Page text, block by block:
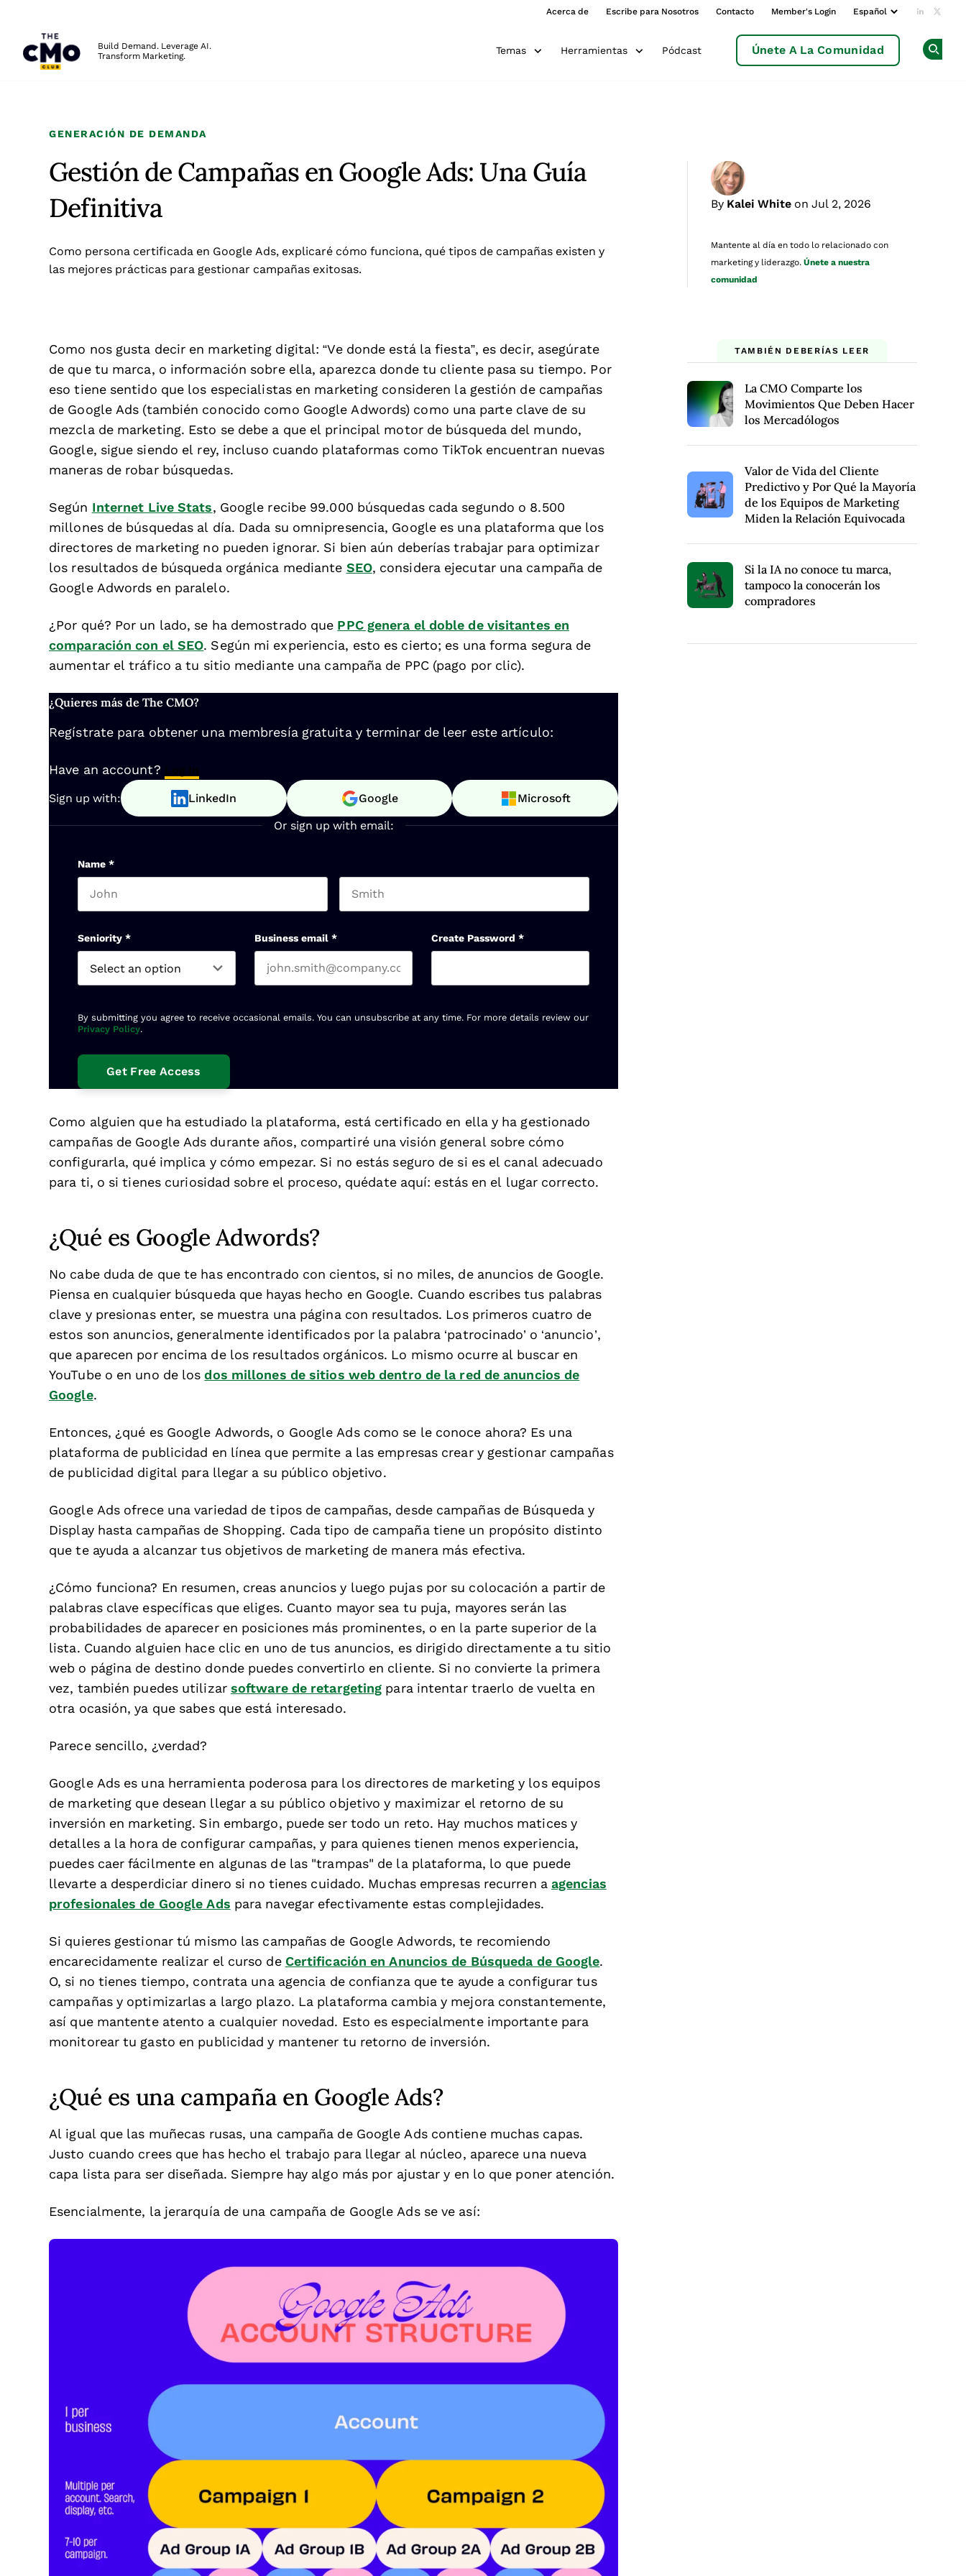
Acerca de Escribe para Nosotros Contacto Member's Login Add us
Build Demand. Leverage AI.
Transform Marketing.
Temas Herramientas Pódcast Únete A La Comunidad
GENERACIÓN DE DEMANDA
Gestión de Campañas en Google Ads: Una Guía
Definitiva
By Kalei White on Jul 2, 2026
Mantente al día en todo lo relacionado con
marketing y liderazgo. Únete a nuestra
comunidad
Como persona certificada en Google Ads, explicaré cómo funciona, qué tipos de campañas existen y
las mejores prácticas para gestionar campañas exitosas.
Como nos gusta decir en marketing digital: “Ve donde está la fiesta”, es decir, asegúrate
de que tu marca, o información sobre ella, aparezca donde tu cliente pasa su tiempo. Por
eso tiene sentido que los especialistas en marketing consideren la gestión de campañas
de Google Ads (también conocido como Google Adwords) como una parte clave de su
mezcla de marketing. Esto se debe a que el principal motor de búsqueda del mundo,
Google, sigue siendo el rey, incluso cuando plataformas como TikTok encuentran nuevas
maneras de robar búsquedas.
Según Internet Live Stats, Google recibe 99.000 búsquedas cada segundo o 8.500
millones de búsquedas al día. Dada su omnipresencia, Google es una plataforma que los
directores de marketing no pueden ignorar. Si bien aún deberías trabajar para optimizar
los resultados de búsqueda orgánica mediante SEO, considera ejecutar una campaña de
Google Adwords en paralelo.
¿Por qué? Por un lado, se ha demostrado que PPC genera el doble de visitantes en
comparación con el SEO. Según mi experiencia, esto es cierto; es una forma segura de
aumentar el tráfico a tu sitio mediante una campaña de PPC (pago por clic).
¿Quieres más de The CMO?
Regístrate para obtener una membresía gratuita y terminar de leer este artículo:
Have an account? Log In
Sign up with: LinkedIn Google Microsoft
Or sign up with email:
Name *
Seniority * Business email * Create Password *
By submitting you agree to receive occasional emails. You can unsubscribe at any time. For more details review our
Privacy Policy.
Como alguien que ha estudiado la plataforma, está certificado en ella y ha gestionado
campañas de Google Ads durante años, compartiré una visión general sobre cómo
configurarla, qué implica y cómo empezar. Si no estás seguro de si es el canal adecuado
para ti, o si tienes curiosidad sobre el proceso, quédate aquí: estás en el lugar correcto.
¿Qué es Google Adwords?
No cabe duda de que te has encontrado con cientos, si no miles, de anuncios de Google.
Piensa en cualquier búsqueda que hayas hecho en Google. Cuando escribes tus palabras
clave y presionas enter, se muestra una página con resultados. Los primeros cuatro de
estos son anuncios, generalmente identificados por la palabra ‘patrocinado’ o ‘anuncio’,
que aparecen por encima de los resultados orgánicos. Lo mismo ocurre al buscar en
YouTube o en uno de losdos millones de sitios web dentro de la red de anuncios de
Google.
Entonces, ¿qué es Google Adwords, o Google Ads como se le conoce ahora? Es una
plataforma de publicidad en línea que permite a las empresas crear y gestionar campañas
de publicidad digital para llegar a su público objetivo.
Google Ads ofrece una variedad de tipos de campañas, desde campañas de Búsqueda y
Display hasta campañas de Shopping. Cada tipo de campaña tiene un propósito distinto
que te ayuda a alcanzar tus objetivos de marketing de manera más efectiva.
¿Cómo funciona? En resumen, creas anuncios y luego pujas por su colocación a partir de
palabras clave específicas que eliges. Cuanto mayor sea tu puja, mayores serán las
probabilidades de aparecer en posiciones más prominentes, o en la parte superior de la
lista. Cuando alguien hace clic en uno de tus anuncios, es dirigido directamente a tu sitio
web o página de destino donde puedes convertirlo en cliente. Si no convierte la primera
vez, también puedes utilizar software de retargeting para intentar traerlo de vuelta en
otra ocasión, ya que sabes que está interesado.
Parece sencillo, ¿verdad?
Google Ads es una herramienta poderosa para los directores de marketing y los equipos
de marketing que desean llegar a su público objetivo y maximizar el retorno de su
inversión en marketing. Sin embargo, puede ser todo un reto. Hay muchos matices y
detalles a la hora de configurar campañas, y para quienes tienen menos experiencia,
puedes caer fácilmente en algunas de las "trampas" de la plataforma, lo que puede
llevarte a desperdiciar dinero si no tienes cuidado. Muchas empresas recurren a agencias
profesionales de Google Ads para navegar efectivamente estas complejidades.
Si quieres gestionar tú mismo las campañas de Google Adwords, te recomiendo
encarecidamente realizar el curso de Certificación en Anuncios de Búsqueda de Google.
O, si no tienes tiempo, contrata una agencia de confianza que te ayude a configurar tus
campañas y optimizarlas a largo plazo. La plataforma cambia y mejora constantemente,
así que mantente atento a cualquier novedad. Esto es especialmente importante para
monitorear tu gasto en publicidad y mantener tu retorno de inversión.
¿Qué es una campaña en Google Ads?
Al igual que las muñecas rusas, una campaña de Google Ads contiene muchas capas.
Justo cuando crees que has hecho el trabajo para llegar al núcleo, aparece una nueva
capa lista para ser diseñada. Siempre hay algo más por ajustar y en lo que poner atención.
Esencialmente, la jerarquía de una campaña de Google Ads se ve así:
TAMBIÉN DEBERÍAS LEER
La CMO Comparte los
Movimientos Que Deben Hacer
los Mercadólogos
Valor de Vida del Cliente
Predictivo y Por Qué la Mayoría
de los Equipos de Marketing
Miden la Relación Equivocada
Si la IA no conoce tu marca,
tampoco la conocerán los
compradores